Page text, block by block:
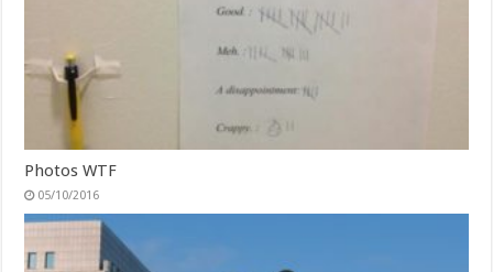
Photos WTF
05/10/2016